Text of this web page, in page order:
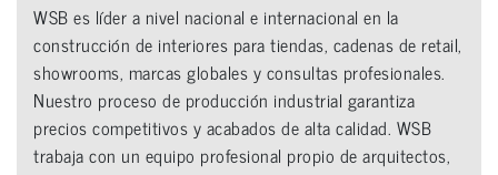
WSB es líder a nivel nacional e internacional en la
construcción de interiores para tiendas, cadenas de retail,
showrooms, marcas globales y consultas profesionales.
Nuestro proceso de producción industrial garantiza
precios competitivos y acabados de alta calidad. WSB
trabaja con un equipo profesional propio de arquitectos,